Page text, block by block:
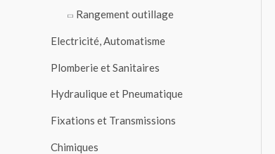
Rangement outillage
Electricité, Automatisme
Plomberie et Sanitaires
Hydraulique et Pneumatique
Fixations et Transmissions
Chimiques